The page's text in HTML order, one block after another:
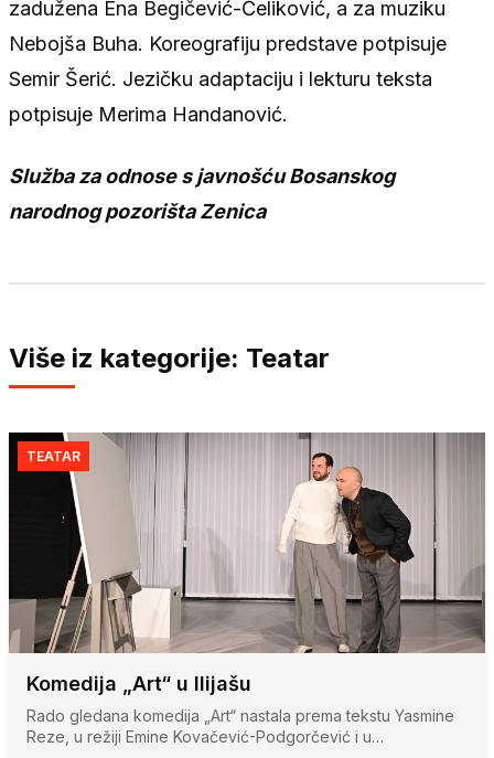
zadužena Ena Begičević-Čeliković, a za muziku
Nebojša Buha. Koreografiju predstave potpisuje
Semir Šerić. Jezičku adaptaciju i lekturu teksta
potpisuje Merima Handanović.
Služba za odnose s javnošću Bosanskog
narodnog pozorišta Zenica
Više iz kategorije: Teatar
TEATAR
Komedija „Art“ u Ilijašu
Rado gledana komedija „Art“ nastala prema tekstu Yasmine
Reze, u režiji Emine Kovačević-Podgorčević i u…